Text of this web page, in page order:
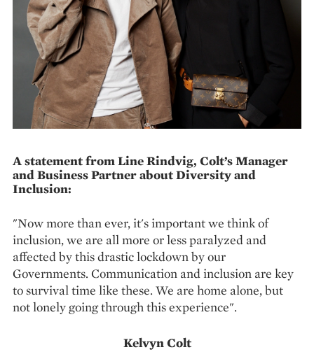
A statement from Line Rindvig, Colt’s Manager
and Business Partner about Diversity and
Inclusion:
"Now more than ever, it's important we think of
inclusion, we are all more or less paralyzed and
affected by this drastic lockdown by our
Governments. Communication and inclusion are key
to survival time like these. We are home alone, but
not lonely going through this experience".
Kelvyn Colt